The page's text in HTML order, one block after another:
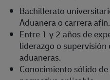
Bachillerato
Aduanera o carrera afín.
Entre 1 y 2 años de
liderazgo o
aduaneras.
Conocimiento sólido